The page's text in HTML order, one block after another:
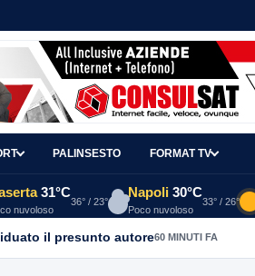
PALINSESTO FORMAT TV
31°C
nuvoloso
36° / 23°
Napoli 30°C
Poco nuvoloso
33° / 26°
il presunto autore60 MINUTI FA